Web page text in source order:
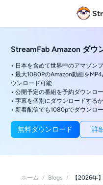
StreamFab Amazon ダウ
• 日本を含めて世界中のアマゾン
• 最大1080PのAmazon動画を
ウンロード可能
• 公開予定の番組を予約ダウンロ
• 字幕を個別にダウンロードする
• 新着配信でも1080pでダウンロ
無料ダウンロード 詳
ホーム / Blogs /
【2026年